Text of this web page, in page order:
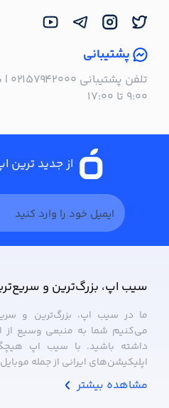
پشتیبانی
۹:۰۰ تا ۱۷:۰۰
از جدید ترین
سیب ‌اپ، بزرگ‌ترین و
ما در سیب ‌اپ، بزرگ‌ترین و
می‌کنیم شما به منبعی وسیع از
داشته باشید. با سیب ‌اپ
اپلیکیشن‌های ایرانی از جمله
مشاهده بیشتر